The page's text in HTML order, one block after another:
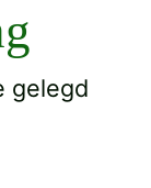
gelegd